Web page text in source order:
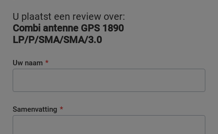
U plaatst een review over:
Combi antenne GPS 1890
LP/P/SMA/SMA/3.0
Uw naam
Samenvatting